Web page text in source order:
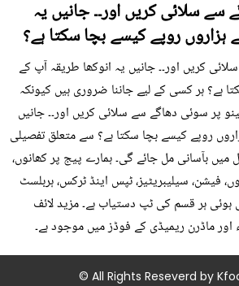
سے سلائی کریں اور۔۔ جانیں یہ
ہزاروں روپے کیسے بچا سکتا ہے؟
کریں اور۔۔ جانیں یہ انوکھا طریقہ آپ کے
ہے؟ ہر کسی کے لیے جاننا ضروری ہیں کیونکہ
پر سوئی دھاگے سے سلائی کریں اور۔۔ جانیں
روپے کیسے بچا سکتا ہے؟ سے متعلق تفصیلی
بآسانی مل جائے گی۔ ہمارے پیج پر کھانوں،
فیشن، سیلیبریٹیز، ٹپس اینڈ ٹرکس، ہربلسٹ
ہر قسم کی ٹپ دستیاب ہے۔ مزید لائف
ماڈرن ریمیڈی کے فوڈز میں موجود ہے۔
© All Rights Reseverd by